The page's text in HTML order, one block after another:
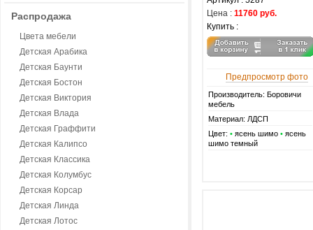
Распродажа
Цвета мебели
Детская Арабика
Детская Баунти
Детская Бостон
Детская Виктория
Детская Влада
Детская Граффити
Детская Калипсо
Детская Классика
Детская Колумбус
Детская Корсар
Детская Линда
Детская Лотос
Цена : 11760 руб.
Купить :
Предпросмотр фото
Производитель: Боровичи
мебель
Материал: ЛДСП
Цвет: • ясень шимо • ясень
шимо темный